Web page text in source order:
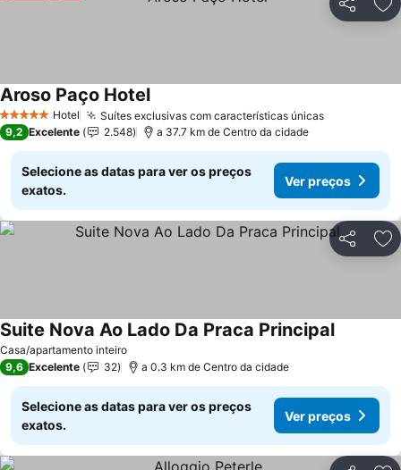
Partilhar
5 Estrelas Hotel Suítes exclusivas com características únicas
Aroso Paço Hotel
9,2 Excelente 2.548 a 37.7 km de Centro da cidade
Selecione as datas para ver os preços
exatos.
Ver preços
Partilhar
Casa/apartamento inteiro
Suite Nova Ao Lado Da Praca Principal
9,6 Excelente 32 a 0.3 km de Centro da cidade
Selecione as datas para ver os preços
exatos.
Ver preços